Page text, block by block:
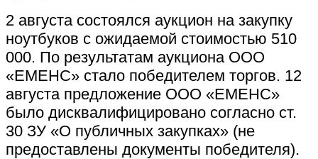
2 августа состоялся аукцион на закупку
ноутбуков с ожидаемой стоимостью 510
000. По результатам аукциона ООО
«ЕМЕНС» стало победителем торгов. 12
августа предложение ООО «ЕМЕНС»
было дисквалифицировано согласно ст.
30 ЗУ «О публичных закупках» (не
предоставлены документы победителя).